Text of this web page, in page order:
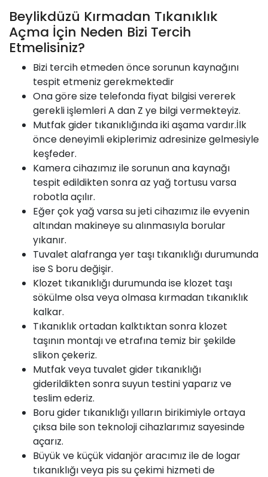
Beylikdüzü Kırmadan Tıkanıklık
Açma İçin Neden Bizi Tercih
Etmelisiniz?
Bizi tercih etmeden önce sorunun kaynağını
tespit etmeniz gerekmektedir
Ona göre size telefonda fiyat bilgisi vererek
gerekli işlemleri A dan Z ye bilgi vermekteyiz.
Mutfak gider tıkanıklığında iki aşama vardır.İlk
önce deneyimli ekiplerimiz adresinize gelmesiyle
keşfeder.
Kamera cihazımız ile sorunun ana kaynağı
tespit edildikten sonra az yağ tortusu varsa
robotla açılır.
Eğer çok yağ varsa su jeti cihazımız ile evyenin
altından makineye su alınmasıyla borular
yıkanır.
Tuvalet alafranga yer taşı tıkanıklığı durumunda
ise S boru değişir.
Klozet tıkanıklığı durumunda ise klozet taşı
sökülme olsa veya olmasa kırmadan tıkanıklık
kalkar.
Tıkanıklık ortadan kalktıktan sonra klozet
taşının montajı ve etrafına temiz bir şekilde
slikon çekeriz.
Mutfak veya tuvalet gider tıkanıklığı
giderildikten sonra suyun testini yaparız ve
teslim ederiz.
Boru gider tıkanıklığı yılların birikimiyle ortaya
çıksa bile son teknoloji cihazlarımız sayesinde
açarız.
Büyük ve küçükvidanjöraracımız ile de logar
tıkanıklığı veya pis su çekimi hizmeti de